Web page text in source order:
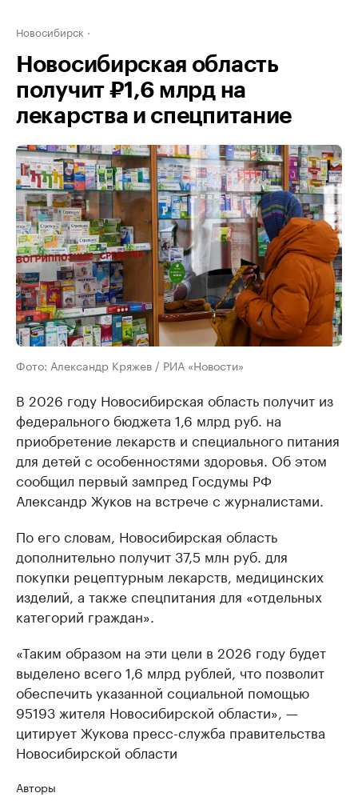
Новосибирск
Новосибирская область
получит ₽1,6 млрд на
лекарства и спецпитание
Фото: Александр Кряжев / РИА «Новости»
В 2026 году Новосибирская область получит из
федерального бюджета 1,6 млрд руб. на
приобретение лекарств и специального питания
для детей с особенностями здоровья. Об этом
сообщил первый зампред Госдумы РФ
Александр Жуков на встрече с журналистами.
По его словам, Новосибирская область
дополнительно получит 37,5 млн руб. для
покупки рецептурным лекарств, медицинских
изделий, а также спецпитания для «отдельных
категорий граждан».
«Таким образом на эти цели в 2026 году будет
выделено всего 1,6 млрд рублей, что позволит
обеспечить указанной социальной помощью
95193 жителя Новосибирской области», —
цитирует Жукова пресс-служба правительства
Новосибирской области
Авторы